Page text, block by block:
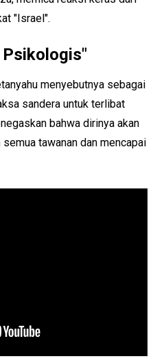
"Israel".
Psikologis"
menyebutnya sebagai
sandera untuk terlibat
bahwa dirinya akan
tawanan dan mencapai